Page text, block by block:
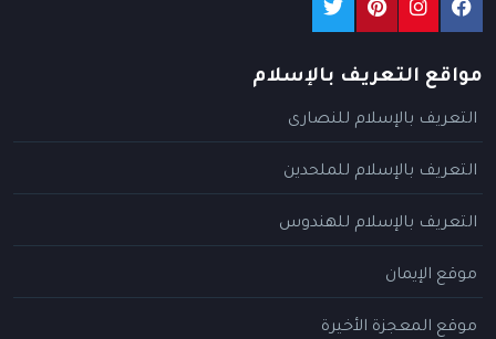
مواقع التعريف بالإسلام
التعريف بالإسلام للنصارى
التعريف بالإسلام للملحدين
التعريف بالإسلام للهندوس
موقع الإيمان
موقع المعجزة الأخيرة